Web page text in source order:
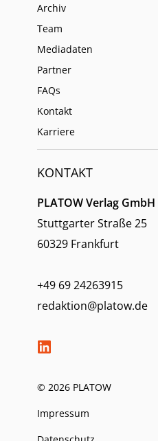
Archiv
Team
Mediadaten
Partner
FAQs
Kontakt
Karriere
KONTAKT
PLATOW Verlag GmbH
Stuttgarter Straße 25
60329 Frankfurt
+49 69 24263915
redaktion@platow.de
© 2026 PLATOW
Impressum